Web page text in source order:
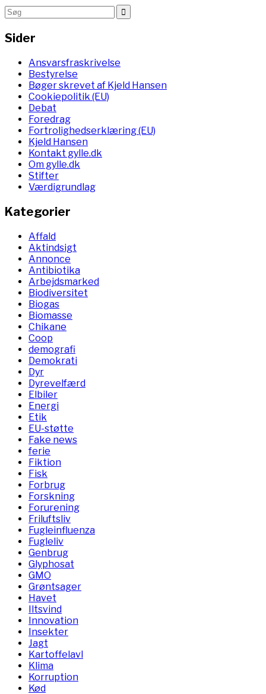
Sider
Ansvarsfraskrivelse
Bestyrelse
Bøger skrevet af Kjeld Hansen
Cookiepolitik (EU)
Debat
Foredrag
Fortrolighedserklæring (EU)
Kjeld Hansen
Kontakt gylle.dk
Om gylle.dk
Stifter
Værdigrundlag
Kategorier
Affald
Aktindsigt
Annonce
Antibiotika
Arbejdsmarked
Biodiversitet
Biogas
Biomasse
Chikane
Coop
demografi
Demokrati
Dyr
Dyrevelfærd
Elbiler
Energi
Etik
EU-støtte
Fake news
ferie
Fiktion
Fisk
Forbrug
Forskning
Forurening
Friluftsliv
Fugleinfluenza
Fugleliv
Genbrug
Glyphosat
GMO
Grøntsager
Havet
Iltsvind
Innovation
Insekter
Jagt
Kartoffelavl
Klima
Korruption
Kød